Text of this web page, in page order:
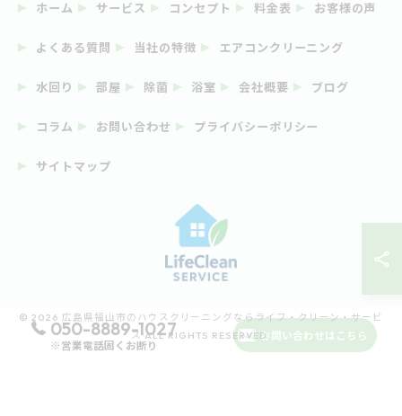
050-8889-1027
※営業電話固くお断り
お問い合わせはこちら
ホーム サービス コンセプト 料金表 お客様の声
よくある質問 当社の特徴 エアコンクリーニング
水回り 部屋 除菌 浴室 会社概要 ブログ
コラム お問い合わせ プライバシーポリシー
サイトマップ
© 2026 広島県福山市のハウスクリーニングならライフ・クリーン・サービ
ス ALL RIGHTS RESERVED.